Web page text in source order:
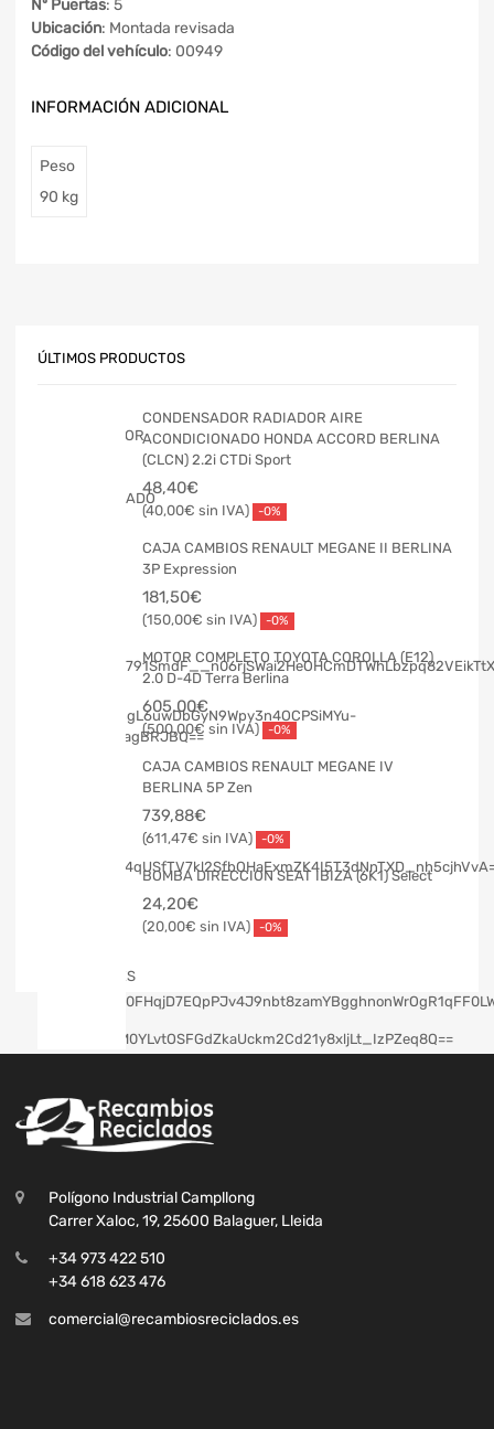
Nº Puertas: 5
Ubicación: Montada revisada
Código del vehículo: 00949
INFORMACIÓN ADICIONAL
Peso
90 kg
ÚLTIMOS PRODUCTOS
CONDENSADOR RADIADOR AIRE
ACONDICIONADO HONDA ACCORD BERLINA
(CLCN) 2.2i CTDi Sport
48,40€
40,00€ -0%
CAJA CAMBIOS RENAULT MEGANE II BERLINA
3P Expression
181,50€
150,00€ -0%
MOTOR COMPLETO TOYOTA COROLLA (E12)
2.0 D-4D Terra Berlina
605,00€
500,00€ -0%
CAJA CAMBIOS RENAULT MEGANE IV
BERLINA 5P Zen
739,88€
611,47€ -0%
BOMBA DIRECCION SEAT IBIZA (6K1) Select
24,20€
20,00€ -0%
Polígono Industrial Campllong
Carrer Xaloc, 19, 25600 Balaguer, Lleida
+34 973 422 510
+34 618 623 476
comercial@recambiosreciclados.es